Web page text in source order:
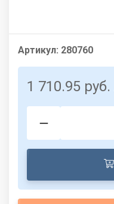
Артикул: 280760
1 710.95 руб.